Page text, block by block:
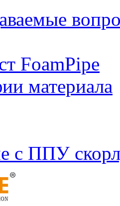
FoamPipe
материала
с ППУ